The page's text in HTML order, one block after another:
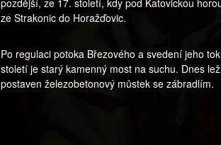
pozdější, ze 17. století, kdy pod Katovickou
ze Strakonic do Horažďovic.
Po regulaci potoka Březového a svedení jeho
století je starý kamenný most na suchu. Dnes
postaven železobetonový můstek se zábradlím.